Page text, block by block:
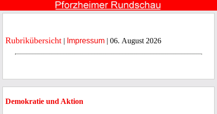
Rubrikübersicht | Impressum | 06. August 2026
Demokratie und Aktion